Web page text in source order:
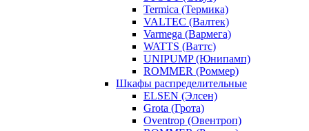
Termica (Термика)
VALTEC (Валтек)
Varmega (Вармега)
WATTS (Ваттс)
UNIPUMP (Юнипамп)
ROMMER (Роммер)
Шкафы распределительные
ELSEN (Элсен)
Grota (Грота)
Oventrop (Овентроп)